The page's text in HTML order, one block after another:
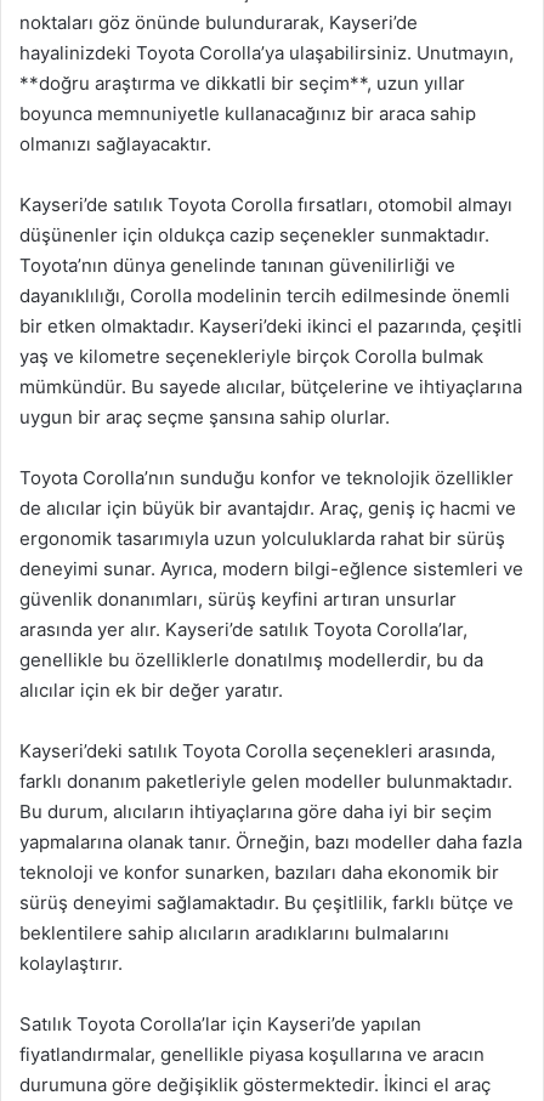
noktaları göz önünde bulundurarak, Kayseri’de
hayalinizdeki Toyota Corolla’ya ulaşabilirsiniz. Unutmayın,
**doğru araştırma ve dikkatli bir seçim**, uzun yıllar
boyunca memnuniyetle kullanacağınız bir araca sahip
olmanızı sağlayacaktır.
Kayseri’de satılık Toyota Corolla fırsatları, otomobil almayı
düşünenler için oldukça cazip seçenekler sunmaktadır.
Toyota’nın dünya genelinde tanınan güvenilirliği ve
dayanıklılığı, Corolla modelinin tercih edilmesinde önemli
bir etken olmaktadır. Kayseri’deki ikinci el pazarında, çeşitli
yaş ve kilometre seçenekleriyle birçok Corolla bulmak
mümkündür. Bu sayede alıcılar, bütçelerine ve ihtiyaçlarına
uygun bir araç seçme şansına sahip olurlar.
Toyota Corolla’nın sunduğu konfor ve teknolojik özellikler
de alıcılar için büyük bir avantajdır. Araç, geniş iç hacmi ve
ergonomik tasarımıyla uzun yolculuklarda rahat bir sürüş
deneyimi sunar. Ayrıca, modern bilgi-eğlence sistemleri ve
güvenlik donanımları, sürüş keyfini artıran unsurlar
arasında yer alır. Kayseri’de satılık Toyota Corolla’lar,
genellikle bu özelliklerle donatılmış modellerdir, bu da
alıcılar için ek bir değer yaratır.
Kayseri’deki satılık Toyota Corolla seçenekleri arasında,
farklı donanım paketleriyle gelen modeller bulunmaktadır.
Bu durum, alıcıların ihtiyaçlarına göre daha iyi bir seçim
yapmalarına olanak tanır. Örneğin, bazı modeller daha fazla
teknoloji ve konfor sunarken, bazıları daha ekonomik bir
sürüş deneyimi sağlamaktadır. Bu çeşitlilik, farklı bütçe ve
beklentilere sahip alıcıların aradıklarını bulmalarını
kolaylaştırır.
Satılık Toyota Corolla’lar için Kayseri’de yapılan
fiyatlandırmalar, genellikle piyasa koşullarına ve aracın
durumuna göre değişiklik göstermektedir. İkinci el araç